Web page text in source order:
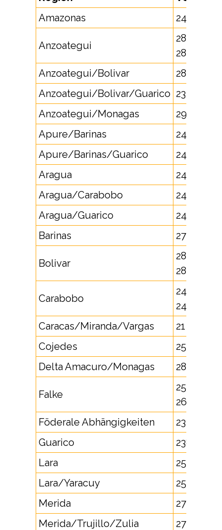
Amazonas
248, 296
Anzoategui
281, 282,
283
Anzoategui/Bolivar
285, 286
Anzoategui/Bolivar/Guarico 235
Anzoategui/Monagas
292
Apure/Barinas
240, 278
Apure/Barinas/Guarico
247
Aragua
244
Aragua/Carabobo
243
Aragua/Guarico
246
Barinas
273
Bolivar
284, 288,
289
Carabobo
241, 242,
245, 249
Caracas/Miranda/Vargas
21
Cojedes
258
Delta Amacuro/Monagas
287
Falke
259, 268,
269, 279
Föderale Abhängigkeiten
237
Guarico
238
Lara
252
Lara/Yaracuy
251, 253
Merida
274
Merida/Trujillo/Zulia
271